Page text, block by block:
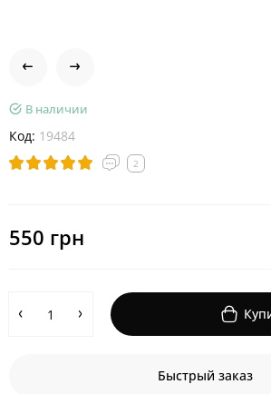
В наличии
Код: 19484
2
550 грн
Быстрый заказ